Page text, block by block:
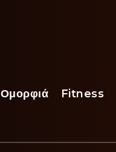
Ομορφιά Fitness